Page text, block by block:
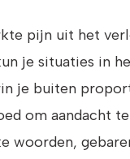
pijn uit het
je situaties in
je buiten
om aandacht
woorden,